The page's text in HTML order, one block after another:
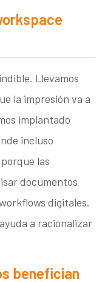
Llevamos
la impresión va a
implantado
incluso
las
documentos
digitales.
a racionalizar
benefician